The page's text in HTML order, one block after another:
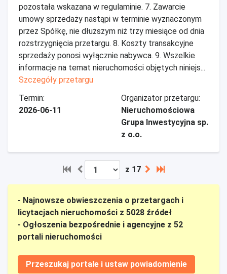
pozostała wskazana w regulaminie. 7. Zawarcie
umowy sprzedaży nastąpi w terminie wyznaczonym
przez Spółkę, nie dłuższym niż trzy miesiące od dnia
rozstrzygnięcia przetargu. 8. Koszty transakcyjne
sprzedaży ponosi wyłącznie nabywca. 9. Wszelkie
informacje na temat nieruchomości objętych niniejs...
Szczegóły przetargu
Termin:
2026-06-11
Organizator przetargu:
Nieruchomościowa
Grupa Inwestycyjna sp.
z o.o.
z 17
- Najnowsze obwieszczenia o przetargach i
licytacjach nieruchomości z 5028 źródeł
- Ogłoszenia bezpośrednie i agencyjne z 52
portali nieruchomości
Przeszukaj portale i ustaw powiadomienie